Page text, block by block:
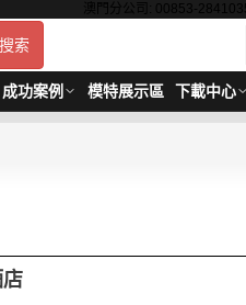
澳門分公司: 00853-
搜索
成功案例 模特展示區 下載中心